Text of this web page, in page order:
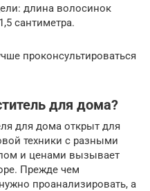
длина волосинок
сантиметра.
проконсультироваться
для дома?
для дома открыт для
техники с разными
и ценами вызывает
Прежде чем
проанализировать, а